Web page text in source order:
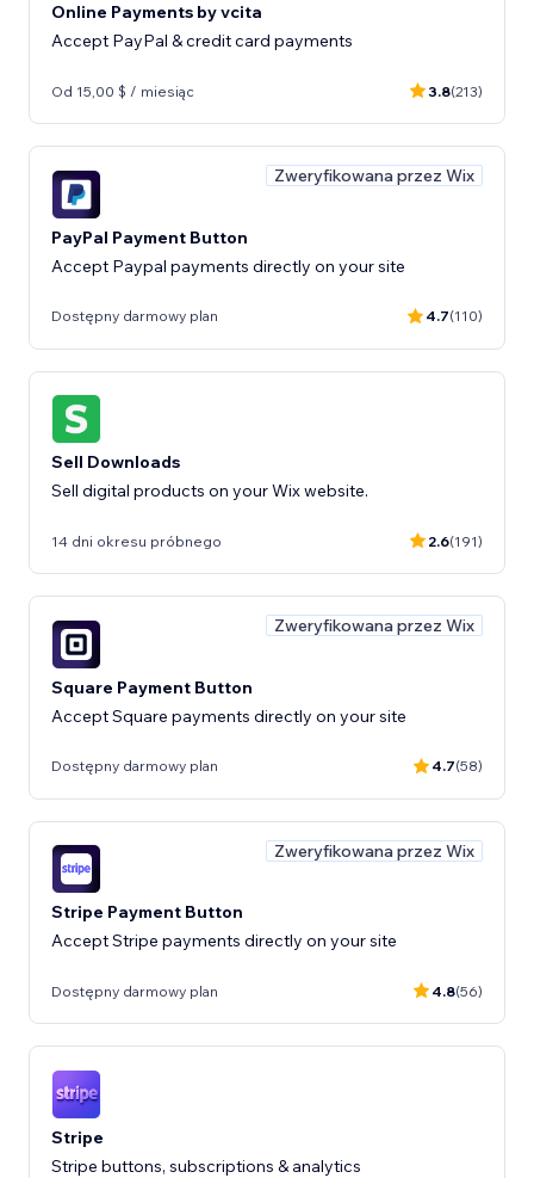
Online Payments by vcita
Accept PayPal & credit card payments
Od 15,00 $ / miesiąc 3.8(213)
Zweryfikowana przez Wix
PayPal Payment Button
Accept Paypal payments directly on your site
Dostępny darmowy plan 4.7(110)
Sell Downloads
Sell digital products on your Wix website.
14 dni okresu próbnego 2.6(191)
Zweryfikowana przez Wix
Square Payment Button
Accept Square payments directly on your site
Dostępny darmowy plan 4.7(58)
Zweryfikowana przez Wix
Stripe Payment Button
Accept Stripe payments directly on your site
Dostępny darmowy plan 4.8(56)
Stripe
Stripe buttons, subscriptions & analytics